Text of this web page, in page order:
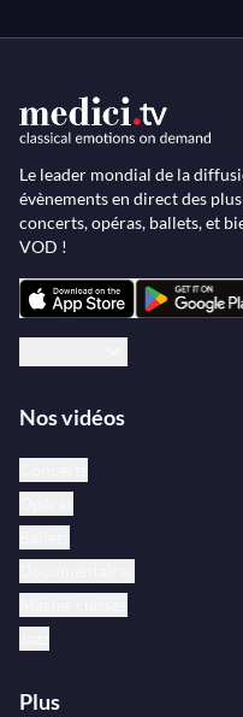
Le leader mondial de la
évènements en direct des
concerts, opéras, ballets, et
VOD !
Nos vidéos
Plus